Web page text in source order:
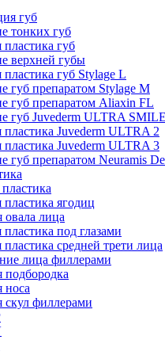
губ
тонких губ
губ
верхней губы
пластика губ Stylage L
губ препаратом Stylage M
губ препаратом Aliaxin FL
губ Juvederm ULTRA
пластика Juvederm ULTRA 2
пластика Juvederm ULTRA 3
губ препаратом Neuramis
ягодиц
овала лица
под глазами
средней трети лица
лица филлерами
подбородка
носа
скул филлерами